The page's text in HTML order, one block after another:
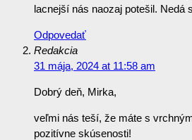
lacnejší nás naozaj potešil. Nedá
Odpovedať
Redakcia
31 mája, 2024 at 11:58 am
Dobrý deň, Mirka,
veľmi nás teší, že máte s
pozitívne skúsenosti!